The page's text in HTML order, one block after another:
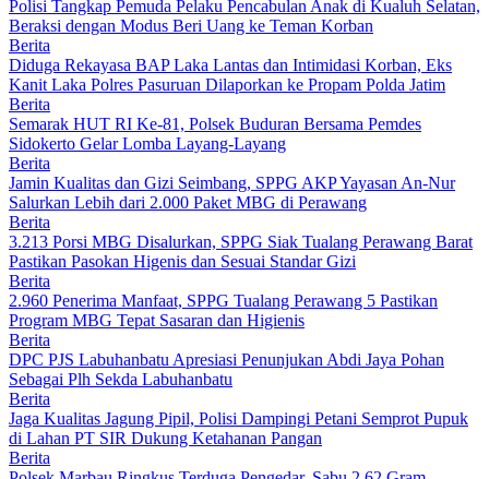
Polisi Tangkap Pemuda Pelaku Pencabulan Anak di Kualuh Selatan,
Beraksi dengan Modus Beri Uang ke Teman Korban
Berita
Diduga Rekayasa BAP Laka Lantas dan Intimidasi Korban, Eks
Kanit Laka Polres Pasuruan Dilaporkan ke Propam Polda Jatim
Berita
Semarak HUT RI Ke-81, Polsek Buduran Bersama Pemdes
Sidokerto Gelar Lomba Layang-Layang
Berita
Jamin Kualitas dan Gizi Seimbang, SPPG AKP Yayasan An-Nur
Salurkan Lebih dari 2.000 Paket MBG di Perawang
Berita
3.213 Porsi MBG Disalurkan, SPPG Siak Tualang Perawang Barat
Pastikan Pasokan Higenis dan Sesuai Standar Gizi
Berita
2.960 Penerima Manfaat, SPPG Tualang Perawang 5 Pastikan
Program MBG Tepat Sasaran dan Higienis
Berita
DPC PJS Labuhanbatu Apresiasi Penunjukan Abdi Jaya Pohan
Sebagai Plh Sekda Labuhanbatu
Berita
Jaga Kualitas Jagung Pipil, Polisi Dampingi Petani Semprot Pupuk
di Lahan PT SIR Dukung Ketahanan Pangan
Berita